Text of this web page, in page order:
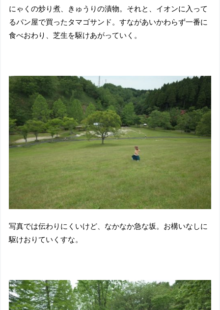
にゃくの炒り煮、きゅうりの漬物。それと、イオンに入って
るパン屋で買ったタマゴサンド。すながあいかわらず一番に
食べおわり、芝生を駆けあがっていく。
写真では伝わりにくいけど、なかなか急な坂。お構いなしに
駆けおりていくすな。